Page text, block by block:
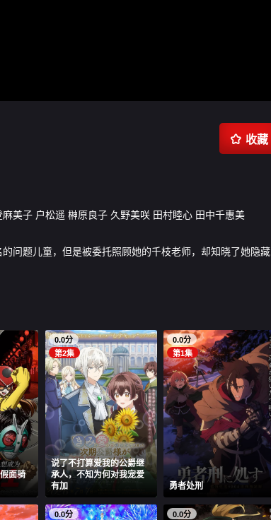
 收藏
麻美子 户松遥 榊原良子 久野美咲 田村睦心 田中千惠美
问题儿童，但是被委托照顾她的千枝老师，却知晓了她隐藏
面骑
0.0分
第2集
说了不打算爱我的公爵继
承人，不知为何对我宠爱
有加
0.0分
第1集
勇者处刑
0.0分
0.0分